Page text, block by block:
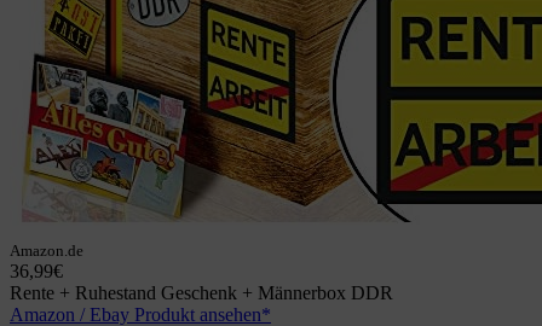
Amazon.de
36,99€
Rente + Ruhestand Geschenk + Männerbox DDR
Amazon / Ebay Produkt ansehen*